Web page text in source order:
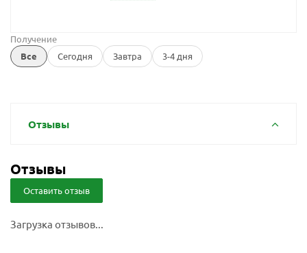
Получение
Все
Сегодня Завтра 3-4 дня
Отзывы
Отзывы
Оставить отзыв
Загрузка отзывов...